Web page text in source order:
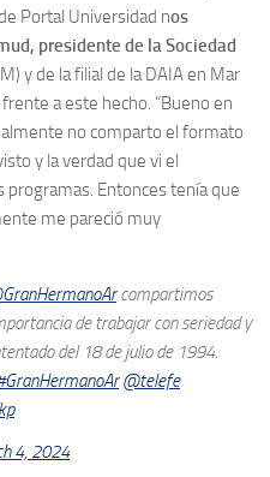
Portal Universidad nos
presidente de la Sociedad
y de la filial de la DAIA en Mar
a este hecho. “Bueno en
no comparto el formato
y la verdad que vi el
Entonces tenía que
me pareció muy
compartimos
de trabajar con seriedad y
del 18 de julio de 1994.
@telefe
4, 2024